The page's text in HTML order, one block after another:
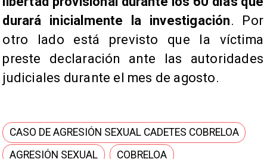
durará inicialmente la investigación. Por
otro lado está previsto que la víctima
preste declaración ante las autoridades
judiciales durante el mes de agosto.
CASO DE AGRESIÓN SEXUAL CADETES COBRELOA
AGRESIÓN SEXUAL
COBRELOA